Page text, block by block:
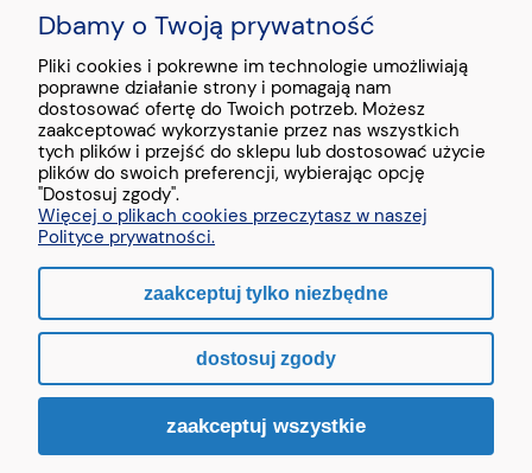
PŁATNOŚCI I DOSTAWA
O NAS
Stopka - treść testowa
pokaż pełną wersję strony
Sklep internetowy Shoper.pl
Dbamy o Twoją prywatność
Pliki cookies i pokrewne im technologie umożliwiają
poprawne działanie strony i pomagają nam
dostosować ofertę do Twoich potrzeb. Możesz
zaakceptować wykorzystanie przez nas wszystkich
tych plików i przejść do sklepu lub dostosować użycie
plików do swoich preferencji, wybierając opcję
"Dostosuj zgody".
Więcej o plikach cookies przeczytasz w naszej
Polityce prywatności.
zaakceptuj tylko niezbędne
dostosuj zgody
zaakceptuj wszystkie